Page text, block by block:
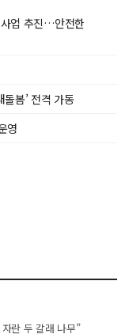
사업 추진…안전한
봄’ 전격 가동
영
란 두 갈래 나무”